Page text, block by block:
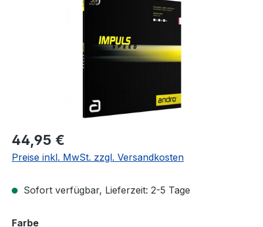
Regulärer Preis:
44,95 €
Preise inkl. MwSt. zzgl. Versandkosten
Sofort verfügbar, Lieferzeit: 2-5 Tage
Farbeauswählen